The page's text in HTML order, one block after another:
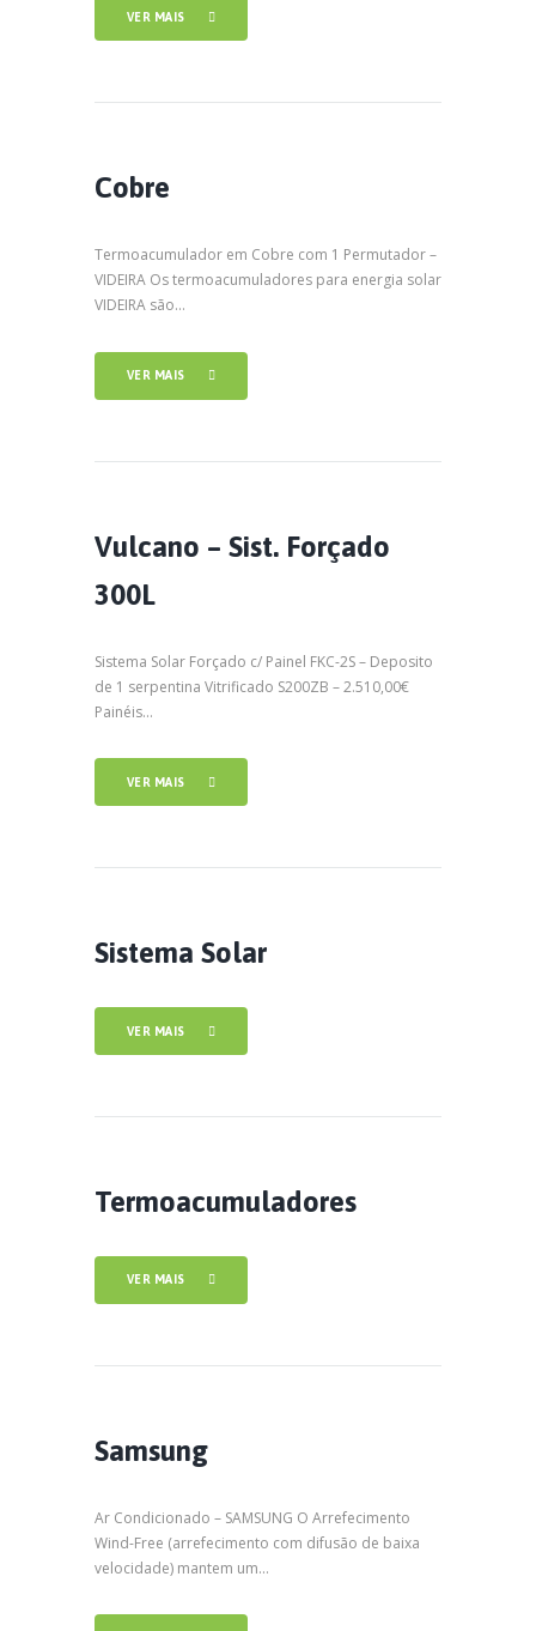
VER MAIS
Cobre
Termoacumulador em Cobre com 1 Permutador –
VIDEIRA Os termoacumuladores para energia solar
VIDEIRA são...
VER MAIS
Vulcano – Sist. Forçado
300L
Sistema Solar Forçado c/ Painel FKC-2S – Deposito
de 1 serpentina Vitrificado S200ZB – 2.510,00€
Painéis...
VER MAIS
Sistema Solar
VER MAIS
Termoacumuladores
VER MAIS
Samsung
Ar Condicionado – SAMSUNG O Arrefecimento
Wind-Free (arrefecimento com difusão de baixa
velocidade) mantem um...